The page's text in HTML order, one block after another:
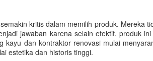
kritis dalam memilih produk. Mereka
jawaban karena selain efektif, produk
kayu dan kontraktor renovasi mulai
estetika dan historis tinggi.